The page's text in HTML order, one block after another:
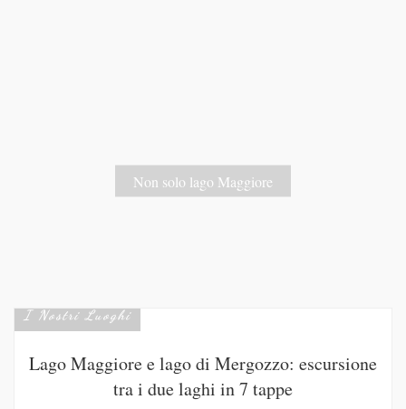
Non solo lago Maggiore
I Nostri Luoghi
Lago Maggiore e lago di Mergozzo: escursione
tra i due laghi in 7 tappe